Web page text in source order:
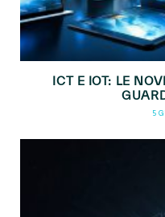
ICT E IOT: LE
5